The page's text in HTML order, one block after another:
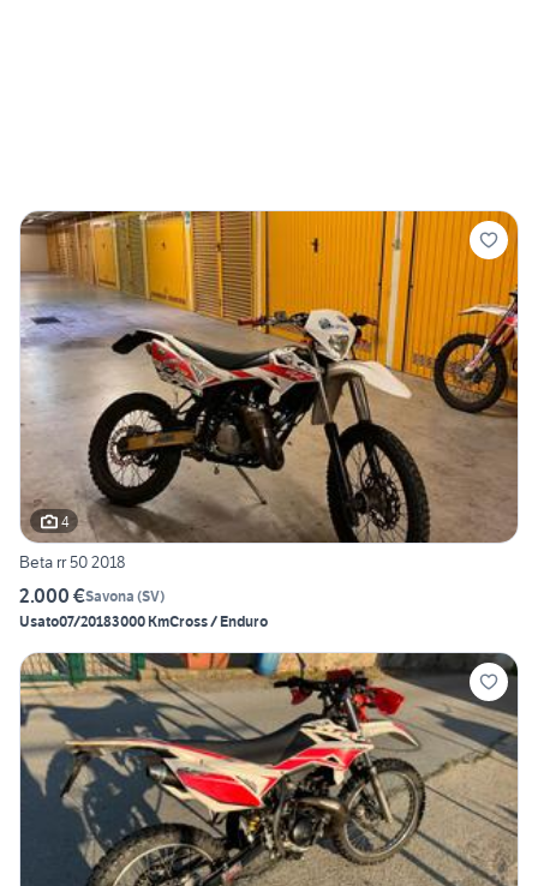
4
Beta rr 50 2018
2.000 €Savona (SV)
Usato07/20183000 KmCross / Enduro